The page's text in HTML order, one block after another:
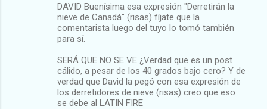
DAVID Buenísima esa expresión "Derretirán la
nieve de Canadá" (risas) fíjate que la
comentarista luego del tuyo lo tomó también
para sí.
SERÁ QUE NO SE VE ¿Verdad que es un post
cálido, a pesar de los 40 grados bajo cero? Y de
verdad que David la pegó con esa expresión de
los derretidores de nieve (risas) creo que eso
se debe al LATIN FIRE